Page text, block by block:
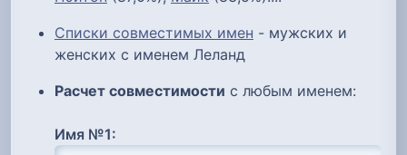
Списки совместимых имен - мужских и
женских с именем Леланд
Расчет совместимости с любым именем:
Имя №1: